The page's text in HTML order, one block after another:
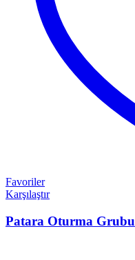
Favoriler
Karşılaştır
Patara Oturma Grubu